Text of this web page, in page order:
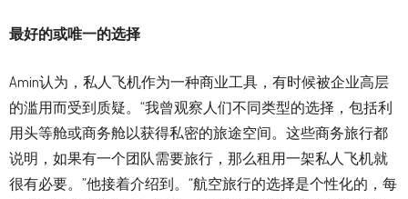
最好的或唯一的选择
Amin认为，私人飞机作为一种商业工具，有时候被企业高层
的滥用而受到质疑。“我曾观察人们不同类型的选择，包括利
用头等舱或商务舱以获得私密的旅途空间。这些商务旅行都
说明，如果有一个团队需要旅行，那么租用一架私人飞机就
很有必要。”他接着介绍到。“航空旅行的选择是个性化的，每